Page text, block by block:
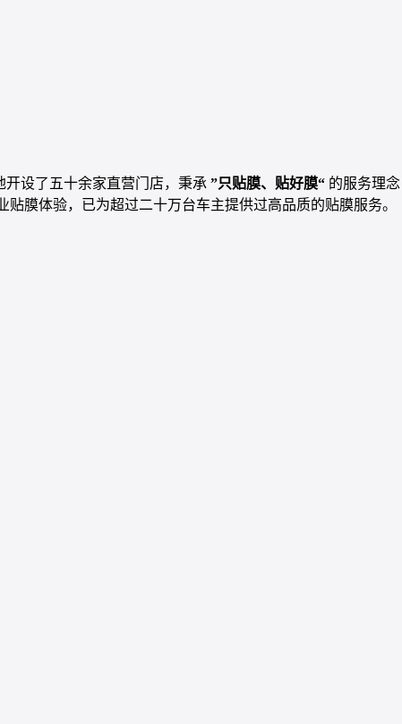
设了五十余家直营门店，秉承 ”只贴膜、贴好膜“ 的服务理
贴膜体验，已为超过二十万台车主提供过高品质的贴膜服务。